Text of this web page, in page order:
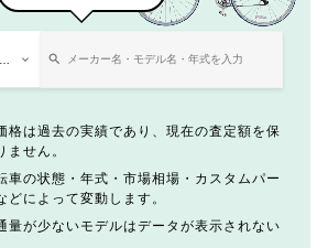
格は過去の実績であり、現在の査定額を保
ません。
車の状態・年式・市場相場・カスタムパー
どによって変動します。
量が少ないモデルはデータが表示されない